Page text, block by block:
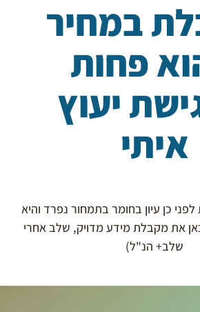
במחיר
פחות
יעוץ
איתי
כן עיון בחומר בתמחור נפרד והיא
את מקבלת מידע מדויק, שלב אחרי
שלב+ הנ"ל)